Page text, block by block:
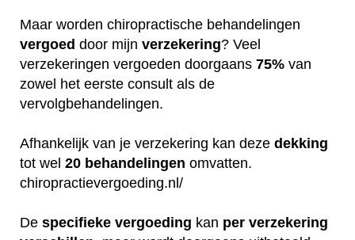
Maar worden chiropractische behandelingen
vergoed door mijn verzekering? Veel
verzekeringen vergoeden doorgaans 75% van
zowel het eerste consult als de
vervolgbehandelingen.
Afhankelijk van je verzekering kan deze dekking
tot wel 20 behandelingen omvatten.
chiropractievergoeding.nl/
De specifieke vergoeding kan per verzekering